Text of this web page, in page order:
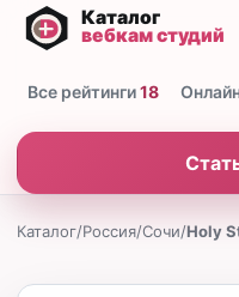
Все рейтинги18
Каталог/Россия/Сочи/Holy